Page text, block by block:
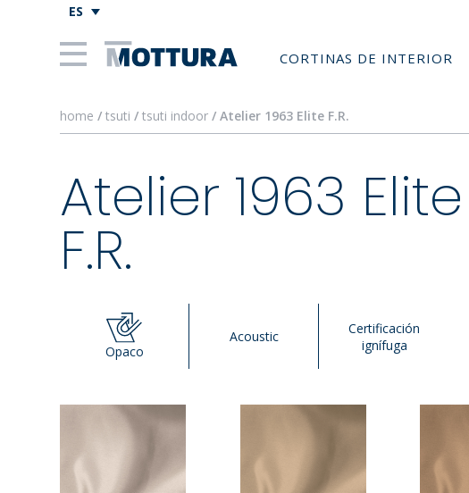
ES
CORTINAS DE INTERIOR
home /tsuti/tsuti indoor/ Atelier 1963 Elite F.R.
Atelier 1963 Elite
F.R.
Opaco
Acoustic
Certificación
ignífuga